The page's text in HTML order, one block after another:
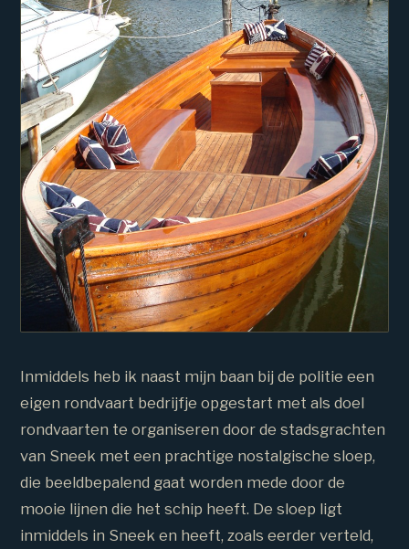
Inmiddels heb ik naast mijn baan bij de politie een
eigen rondvaart bedrijfje opgestart met als doel
rondvaarten te organiseren door de stadsgrachten
van Sneek met een prachtige nostalgische sloep,
die beeldbepalend gaat worden mede door de
mooie lijnen die het schip heeft. De sloep ligt
inmiddels in Sneek en heeft, zoals eerder verteld,